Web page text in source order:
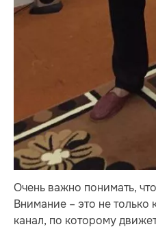
Очень важно понимать,
Внимание – это не только
канал, по которому